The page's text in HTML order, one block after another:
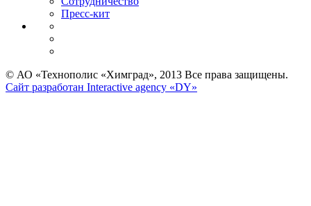
Пресс-кит
© АО «Технополис «Химград», 2013 Все права защищены.
Сайт разработан Interactive agency «DY»